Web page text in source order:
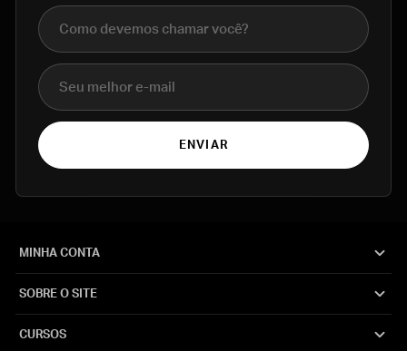
Nome completo
E-mail
ENVIAR
MINHA CONTA
SOBRE O SITE
CURSOS